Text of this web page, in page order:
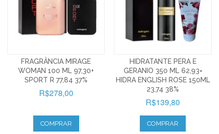
FRAGRÂNCIA MIRAGE
WOMAN 100 ML 97,30+
SPORT R 77,84 37%
R$278,00
COMPRAR
HIDRATANTE PERA E
GERANIO 350 ML 62,93=
HIDRA ENGLISH ROSE 150ML
23,74 38%
R$139,80
COMPRAR